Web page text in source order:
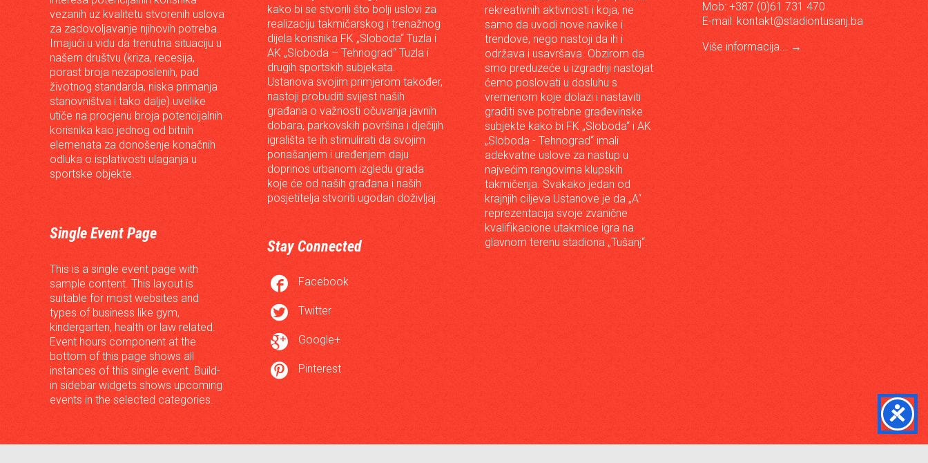
vezanih uz kvalitetu stvorenih uslova
za zadovoljavanje njihovih potreba.
Imajući u vidu da trenutna situaciju u
našem društvu (kriza, recesija,
porast broja nezaposlenih, pad
životnog standarda, niska primanja
stanovništva i tako dalje) uvelike
utiče na procjenu broja potencijalnih
korisnika kao jednog od bitnih
elemenata za donošenje konačnih
odluka o isplativosti ulaganja u
sportske objekte.
Single Event Page
This is a single event page with
sample content. This layout is
suitable for most websites and
types of business like gym,
kindergarten, health or law related.
Event hours component at the
bottom of this page shows all
instances of this single event. Build-
in sidebar widgets shows upcoming
events in the selected categories.
kako bi se stvorili što bolji uslovi za
realizaciju takmičarskog i trenažnog
dijela korisnika FK „Sloboda“ Tuzla i
AK „Sloboda – Tehnograd“ Tuzla i
drugih sportskih subjekata.
Ustanova svojim primjerom također,
nastoji probuditi svijest naših
građana o važnosti očuvanja javnih
dobara, parkovskih površina i dječijih
igrališta te ih stimulirati da svojim
ponašanjem i uređenjem daju
doprinos urbanom izgledu grada
koje će od naših građana i naših
posjetitelja stvoriti ugodan doživljaj.
Stay Connected
 Facebook
 Twitter
 Google+
 Pinterest
rekreativnih aktivnosti i koja, ne
samo da uvodi nove navike i
trendove, nego nastoji da ih i
održava i usavršava. Obzirom da
smo preduzeće u izgradnji nastojat
ćemo poslovati u dosluhu s
vremenom koje dolazi i nastaviti
graditi sve potrebne građevinske
subjekte kako bi FK „Sloboda“ i AK
„Sloboda - Tehnograd“ imali
adekvatne uslove za nastup u
najvećim rangovima klupskih
takmičenja. Svakako jedan od
krajnjih ciljeva Ustanove je da „A“
reprezentacija svoje zvanične
kvalifikacione utakmice igra na
glavnom terenu stadiona „Tušanj“.
Mob: +387 (0)61 731 470
E-mail: kontakt@stadiontusanj.ba
Više informacija... →